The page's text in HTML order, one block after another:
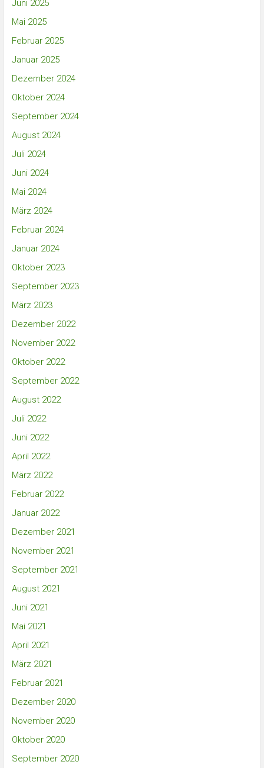
Juni 2025
Mai 2025
Februar 2025
Januar 2025
Dezember 2024
Oktober 2024
September 2024
August 2024
Juli 2024
Juni 2024
Mai 2024
März 2024
Februar 2024
Januar 2024
Oktober 2023
September 2023
März 2023
Dezember 2022
November 2022
Oktober 2022
September 2022
August 2022
Juli 2022
Juni 2022
April 2022
März 2022
Februar 2022
Januar 2022
Dezember 2021
November 2021
September 2021
August 2021
Juni 2021
Mai 2021
April 2021
März 2021
Februar 2021
Dezember 2020
November 2020
Oktober 2020
September 2020